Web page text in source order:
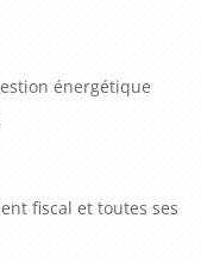
énergétique
fiscal et toutes ses